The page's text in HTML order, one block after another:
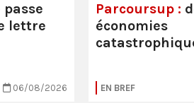
passe
lettre
06/08/2026
Parcoursup :
économies
EN BREF